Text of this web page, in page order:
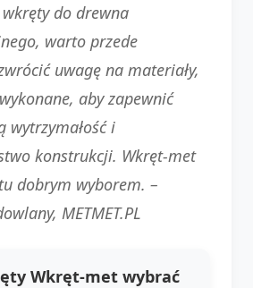
do drewna
warto przede
uwagę na materiały,
aby zapewnić
wytrzymałość i
konstrukcji. Wkręt-met
dobrym wyborem. –
METMET.PL
Wkręt-met wybrać